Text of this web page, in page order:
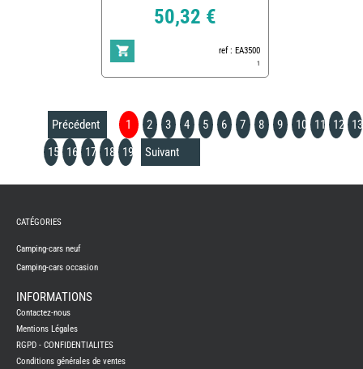
50,32 €
ref : EA3500
1
Précédent 1 2 3 4 5 6 7 8 9 10 11 12
13
15
16 17 18 19 Suivant
CAMPING-
NEUFS
CAMPING-
CAMPING-
BENIMAR
CAMPING-
CARADO
CATÉGORIES
Camping-cars neuf
Camping-cars occasion
INFORMATIONS
Contactez-nous
Mentions Légales
RGPD - CONFIDENTIALITES
Conditions générales de ventes